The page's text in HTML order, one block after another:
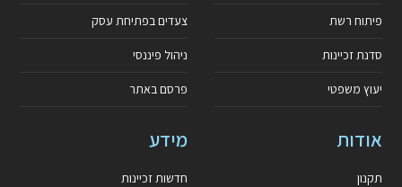
פיתוח רשת
סדנת זכיינות
יעוץ משפטי
צעדים בפתיחת עסק
ניהול פיננסי
פרסם באתר
אודות
תקנון
מידע
חדשות זכיינות